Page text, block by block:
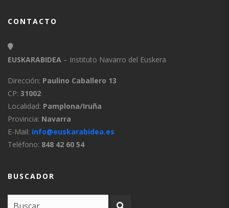
CONTACTO
EUSKARABIDEA – Instituto Navarro del Euskera
Dirección: Paulino Caballero 13
CP: 31002
Localidad: Pamplona/Iruña
Provincia: Navarra
E-Mail: info@euskarabidea.es
Teléfono: 848 42 60 54
BUSCADOR